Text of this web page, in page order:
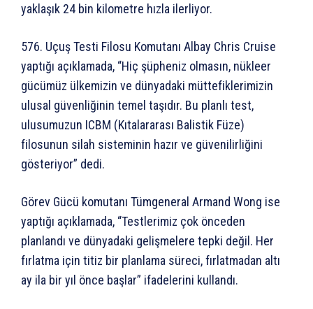
yaklaşık 24 bin kilometre hızla ilerliyor.
576. Uçuş Testi Filosu Komutanı Albay Chris Cruise
yaptığı açıklamada, “Hiç şüpheniz olmasın, nükleer
gücümüz ülkemizin ve dünyadaki müttefiklerimizin
ulusal güvenliğinin temel taşıdır. Bu planlı test,
ulusumuzun ICBM (Kıtalararası Balistik Füze)
filosunun silah sisteminin hazır ve güvenilirliğini
gösteriyor” dedi.
Görev Gücü komutanı Tümgeneral Armand Wong ise
yaptığı açıklamada, “Testlerimiz çok önceden
planlandı ve dünyadaki gelişmelere tepki değil. Her
fırlatma için titiz bir planlama süreci, fırlatmadan altı
ay ila bir yıl önce başlar” ifadelerini kullandı.